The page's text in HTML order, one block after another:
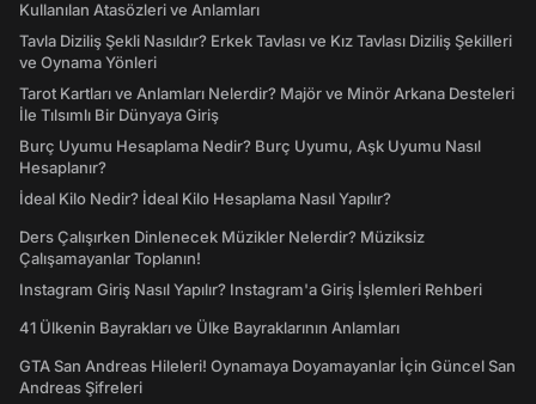
Kullanılan Atasözleri ve Anlamları
Tavla Diziliş Şekli Nasıldır? Erkek Tavlası ve Kız Tavlası Diziliş Şekilleri
ve Oynama Yönleri
Tarot Kartları ve Anlamları Nelerdir? Majör ve Minör Arkana Desteleri
İle Tılsımlı Bir Dünyaya Giriş
Burç Uyumu Hesaplama Nedir? Burç Uyumu, Aşk Uyumu Nasıl
Hesaplanır?
İdeal Kilo Nedir? İdeal Kilo Hesaplama Nasıl Yapılır?
Ders Çalışırken Dinlenecek Müzikler Nelerdir? Müziksiz
Çalışamayanlar Toplanın!
Instagram Giriş Nasıl Yapılır? Instagram'a Giriş İşlemleri Rehberi
41 Ülkenin Bayrakları ve Ülke Bayraklarının Anlamları
GTA San Andreas Hileleri! Oynamaya Doyamayanlar İçin Güncel San
Andreas Şifreleri